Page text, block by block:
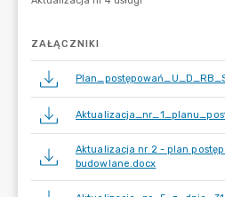
ZAŁĄCZNIKI
Aktualizacja nr 2 - plan
budowlane.docx